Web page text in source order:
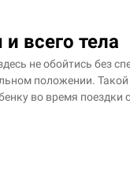
всего тела
не обойтись без
положении.
во время поездки